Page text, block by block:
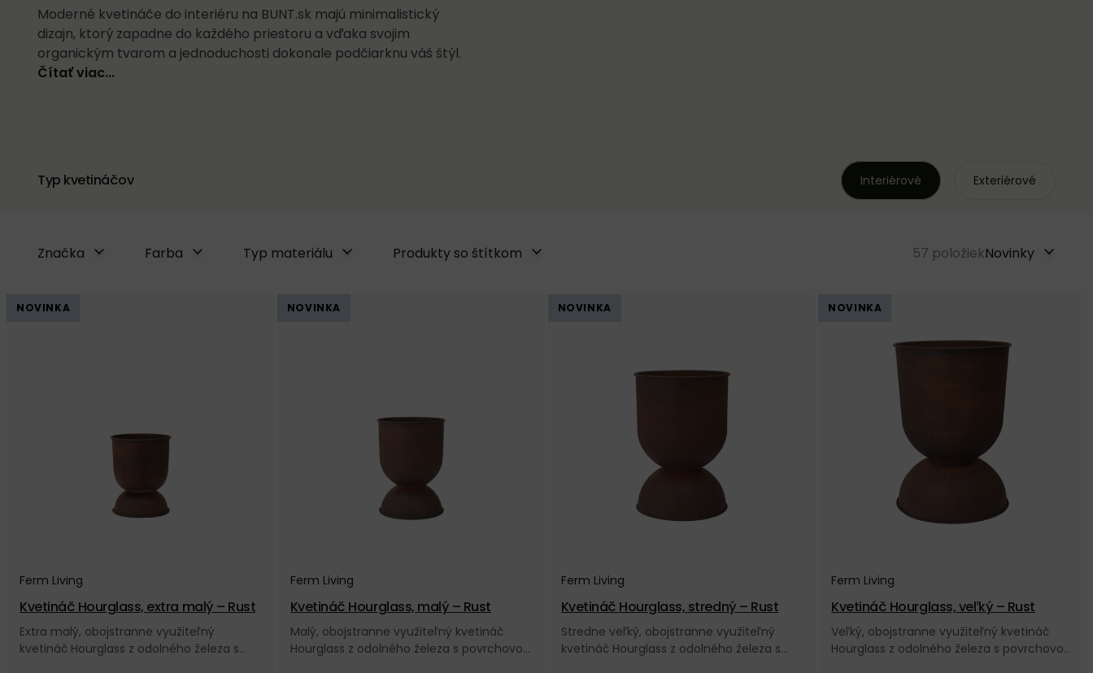
Moderné kvetináče do interiéru na BUNT.sk majú minimalistický
dizajn, ktorý zapadne do každého priestoru a vďaka svojim
organickým tvarom a jednoduchosti dokonale podčiarknu váš štýl.
Čítať viac...
Typ kvetináčov Interiérové Exteriérové
Značka Farba Typ materiálu Produkty so štítkom 57 položiekNovinky
NOVINKA
Ferm Living
Kvetináč Hourglass, extra malý – Rust
Extra malý, obojstranne využiteľný
kvetináč Hourglass z odolného železa s
NOVINKA
Ferm Living
Kvetináč Hourglass, malý – Rust
Malý, obojstranne využiteľný kvetináč
Hourglass z odolného železa s povrchovou
NOVINKA
Ferm Living
Kvetináč Hourglass, stredný – Rust
Stredne veľký, obojstranne využiteľný
kvetináč Hourglass z odolného železa s
NOVINKA
Ferm Living
Kvetináč Hourglass, veľký – Rust
Veľký, obojstranne využiteľný kvetináč
Hourglass z odolného železa s povrchovou